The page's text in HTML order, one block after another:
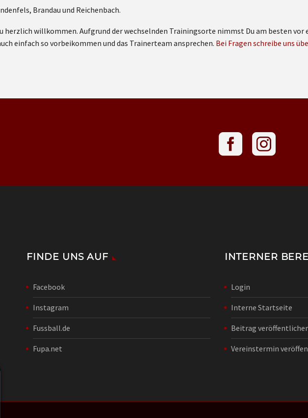
Brandau und Reichenbach.
herzlich willkommen. Aufgrund der wechselnden Trainingsorte nimmst Du am besten vor
einfach so vorbeikommen und das Trainerteam ansprechen. Bei Fragen schreibe uns
FINDE UNS AUF
Facebook
Instagram
Fussball.de
Fupa.net
INTERNER
Login
Interne Startseite
Beitrag
Vereinstermin